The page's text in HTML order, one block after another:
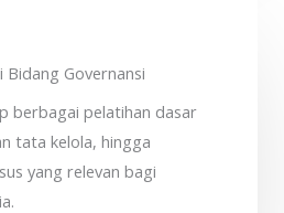
Governansi
berbagai pelatihan dasar
tata kelola, hingga
yang relevan bagi